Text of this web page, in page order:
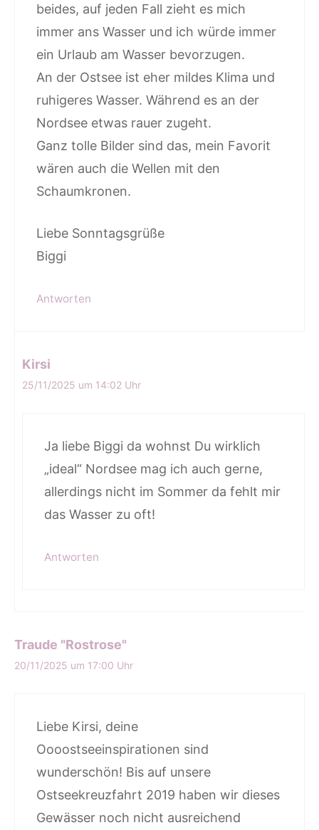
beides, auf jeden Fall zieht es mich
immer ans Wasser und ich würde immer
ein Urlaub am Wasser bevorzugen.
An der Ostsee ist eher mildes Klima und
ruhigeres Wasser. Während es an der
Nordsee etwas rauer zugeht.
Ganz tolle Bilder sind das, mein Favorit
wären auch die Wellen mit den
Schaumkronen.
Liebe Sonntagsgrüße
Biggi
Antworten
Kirsi
25/11/2025 um 14:02 Uhr
Ja liebe Biggi da wohnst Du wirklich
„ideal“ Nordsee mag ich auch gerne,
allerdings nicht im Sommer da fehlt mir
das Wasser zu oft!
Antworten
Traude "Rostrose"
20/11/2025 um 17:00 Uhr
Liebe Kirsi, deine
Oooostseeinspirationen sind
wunderschön! Bis auf unsere
Ostseekreuzfahrt 2019 haben wir dieses
Gewässer noch nicht ausreichend